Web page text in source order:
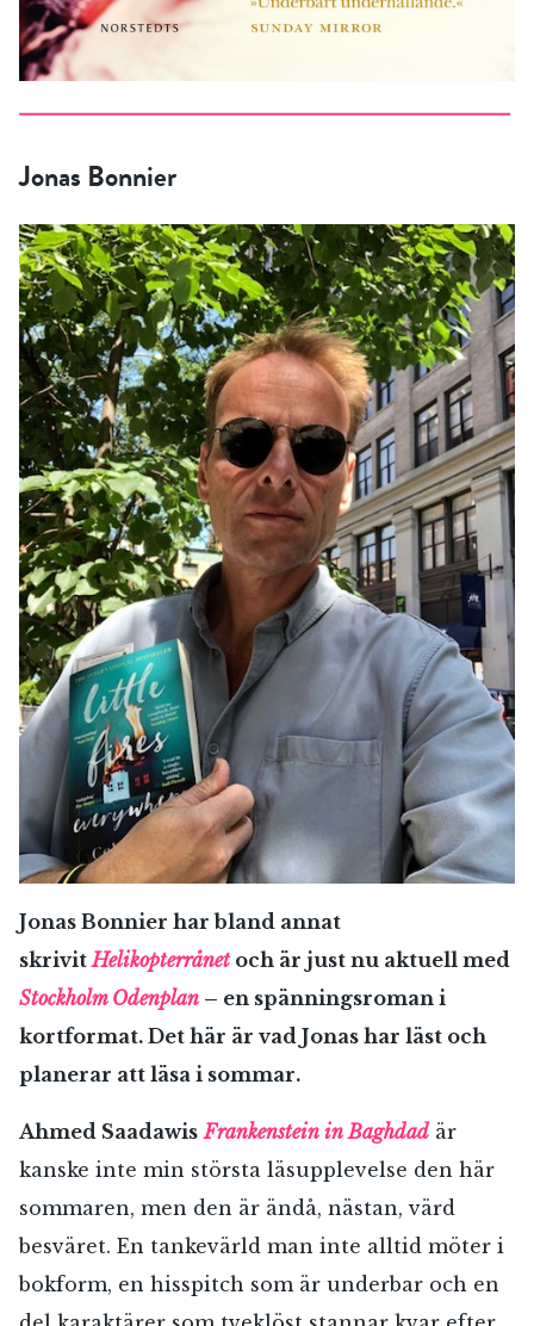
RÖSTA
E-post*
Jonas Bonnier
Jonas Bonnier har bland annat
skrivitHelikopterrånetoch är just nu aktuell med
Stockholm Odenplan – en spänningsroman i
kortformat. Det här är vad Jonas har läst och
planerar att läsa i sommar.
Ahmed Saadawis Frankenstein in Baghdad är
kanske inte min största läsupplevelse den här
sommaren, men den är ändå, nästan, värd
besväret. En tankevärld man inte alltid möter i
bokform, en hisspitch som är underbar och en